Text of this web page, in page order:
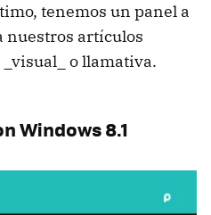
tenemos un panel a
nuestros artículos
o llamativa.
Windows 8.1